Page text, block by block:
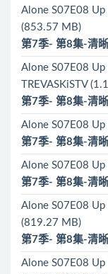
Alone S07E08 Up
(853.57 MB)
第7季- 第8集-清
Alone S07E08
TREVASKiSTV
第7季- 第8集-清
Alone S07E08
第7季- 第8集-清
Alone S07E08 Up
第7季- 第8集-清
Alone S07E08
(819.27 MB)
第7季- 第8集-清
Alone S07E08